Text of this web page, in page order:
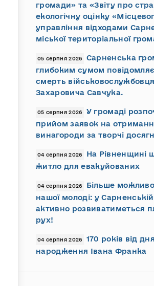
громади» та «Звіту про
екологічну оцінку
управління відходами
міської територіальної
05 серпня 2026
Сарненська
глибоким сумом
смерть
Захаровича Савчука.
05 серпня 2026
У громаді
прийом заявок на
винагороди за творчі
04 серпня 2026
На Рівненщині
житло для евакуйованих
04 серпня 2026
Більше
нашої молоді: у
активно розвиватиметься
рух!
04 серпня 2026
170 років від дня
народження Івана Франка